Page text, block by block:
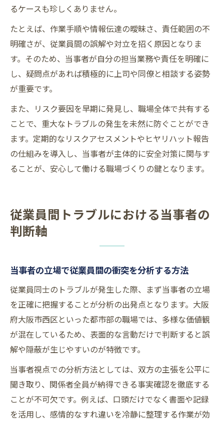
るケースも珍しくありません。
たとえば、作業手順や情報伝達の曖昧さ、責任範囲の不
明確さが、従業員間の誤解や対立を招く原因となりま
す。そのため、当事者が自分の担当業務や責任を明確に
し、疑問点があれば積極的に上司や同僚と相談する姿勢
が重要です。
また、リスク要因を早期に発見し、職場全体で共有する
ことで、重大なトラブルの発生を未然に防ぐことができ
ます。定期的なリスクアセスメントやヒヤリハット報告
の仕組みを導入し、当事者が主体的に安全対策に関与す
ることが、安心して働ける職場づくりの鍵となります。
従業員間トラブルにおける当事者の
判断軸
当事者の立場で従業員間の衝突を分析する方法
従業員同士のトラブルが発生した際、まず当事者の立場
を正確に把握することが分析の出発点となります。大阪
府大阪市西区といった都市部の職場では、多様な価値観
が混在しているため、表面的な言動だけで判断すると誤
解や隠蔽が生じやすいのが特徴です。
当事者視点での分析方法としては、双方の主張を公平に
聞き取り、関係者全員が納得できる事実確認を徹底する
ことが不可欠です。例えば、口頭だけでなく書面や記録
を活用し、感情的なすれ違いを冷静に整理する作業が効